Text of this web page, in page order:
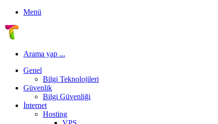
Menü
Arama yap ...
Genel
Bilgi Teknolojileri
Güvenlik
Bilgi Güvenliği
İnternet
Hosting